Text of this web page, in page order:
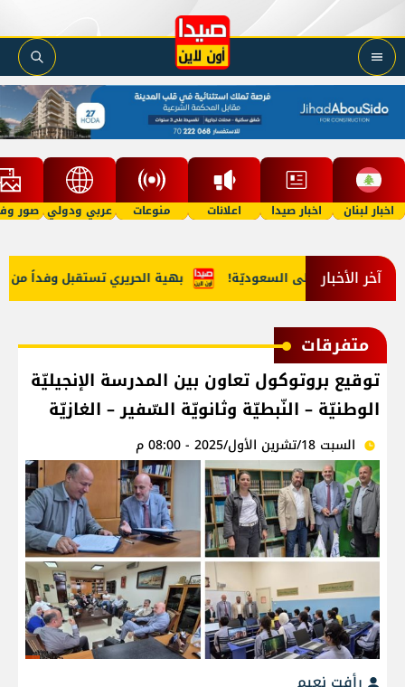
اخبار لبنان اخبار صيدا اعلانات منوعات عربي ودولي صور
آخر الأخبار بهية الحريري تستقبل وفداً من 'اتحاد لبنان إلى السعوديّة!
متفرقات
توقيع بروتوكول تعاون بين المدرسة الإنجيليّة
الوطنيّة – النّبطيّة وثانويّة السّفير – الغازيّة
السبت 18/تشرين الأول/2025 - 08:00 م